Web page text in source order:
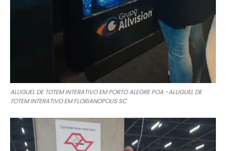
ALUGUEL DE TOTEM INTERATIVO EM PORTO ALEGRE POA -ALUGUEL DE
TOTEM INTERATIVO EM FLORIANOPOLIS SC